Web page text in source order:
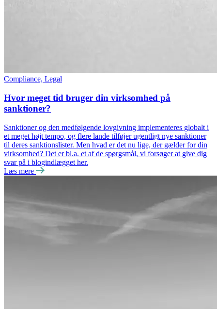
Compliance, Legal
Hvor meget tid bruger din virksomhed på
sanktioner?
Sanktioner og den medfølgende lovgivning implementeres globalt i
et meget højt tempo, og flere lande tilføjer ugentligt nye sanktioner
til deres sanktionslister. Men hvad er det nu lige, der gælder for din
virksomhed? Det er bl.a. et af de spørgsmål, vi forsøger at give dig
svar på i blogindlægget her.
Læs mere